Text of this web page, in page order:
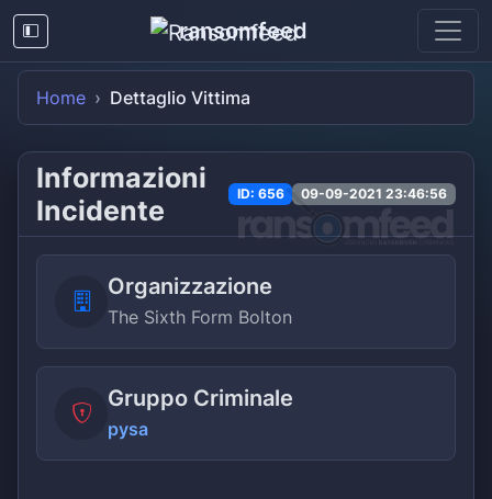
ransomfeed
Home Dettaglio Vittima
Informazioni
Incidente
ID: 656 09-09-2021 23:46:56
Organizzazione
The Sixth Form Bolton
Gruppo Criminale
pysa